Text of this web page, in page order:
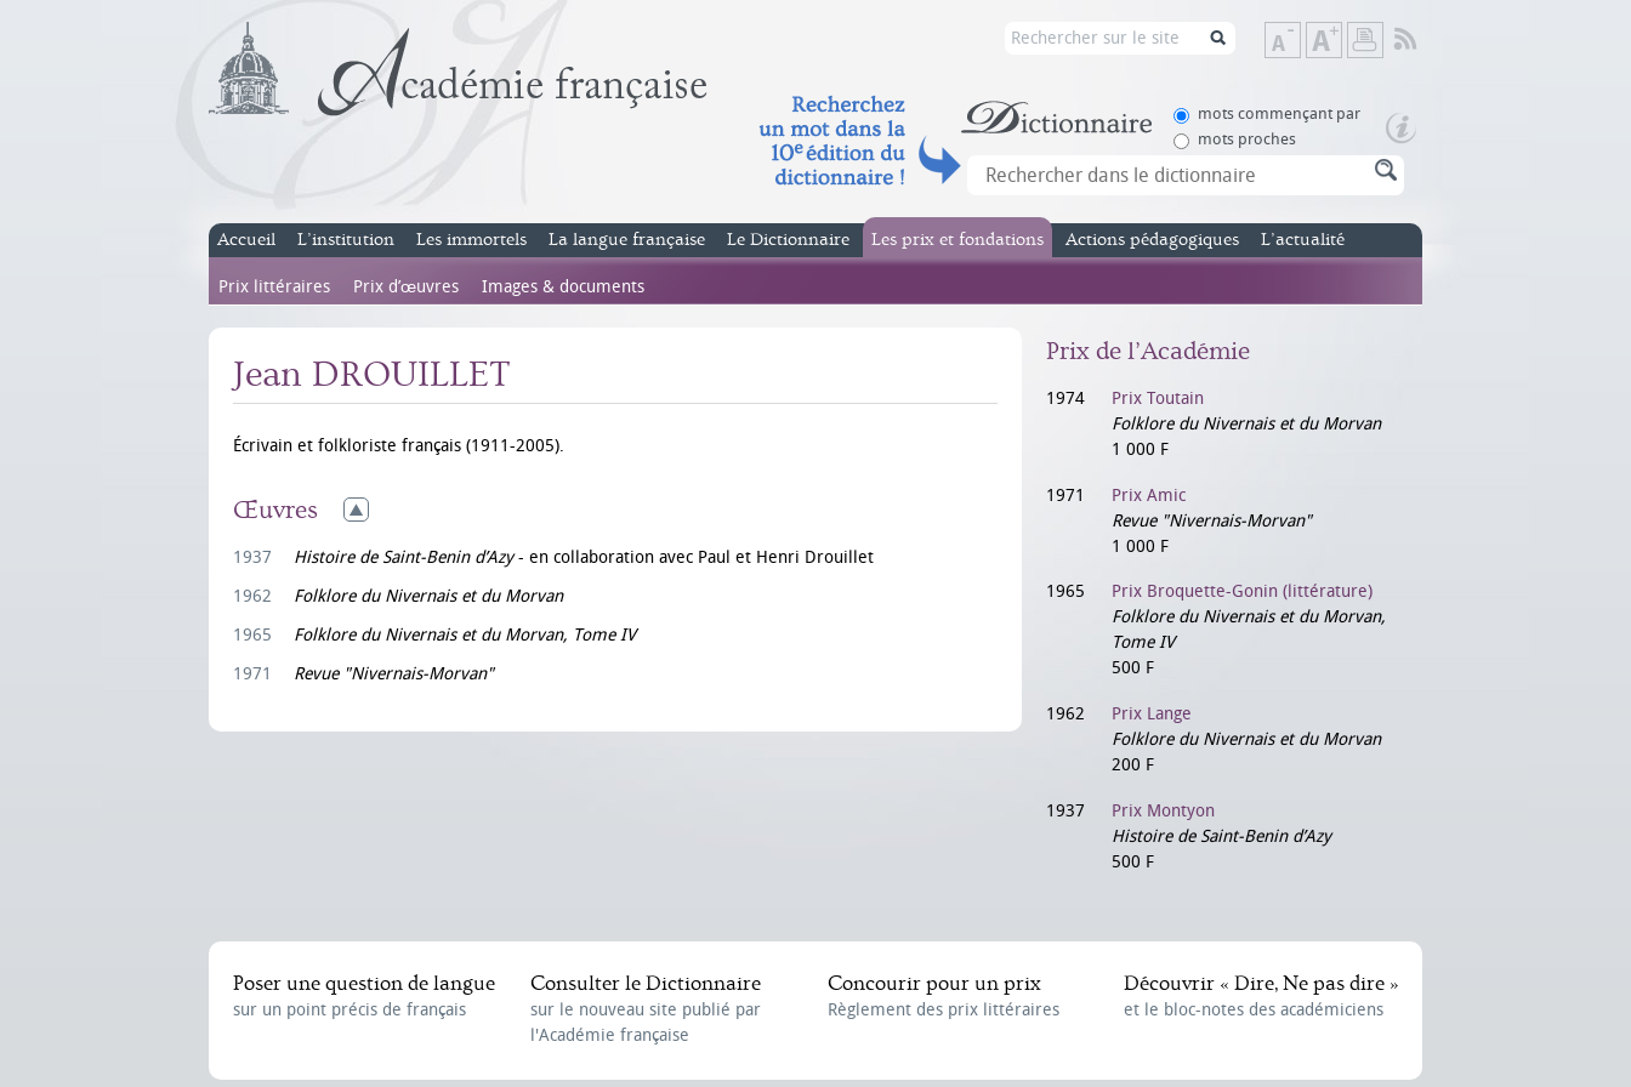
Diminuer
la
de
Augmenter
la
de
mots commençant par
mots proches
Accueil L’institution Les immortels La langue française Le Dictionnaire Les prix et fondations
Prix littéraires Prix d’œuvres Images & documents
Actions pédagogiques L’actualité
Jean DROUILLET
Écrivain et folkloriste français (1911-2005).
Œuvres
1937 Histoire de Saint-Benin d’Azy- en collaboration avec Paul et Henri Drouillet
1962
Folklore du Nivernais et du Morvan
1965
Folklore du Nivernais et du Morvan, Tome IV
1971
Revue "Nivernais-Morvan"
Prix de l’Académie
1974
Prix Toutain
Folklore du Nivernais et du Morvan
1 000 F
1971
Prix Amic
Revue "Nivernais-Morvan"
1 000 F
1965
Prix Broquette-Gonin (littérature)
Folklore du Nivernais et du Morvan,
Tome IV
500 F
1962
Prix Lange
Folklore du Nivernais et du Morvan
200 F
1937
Prix Montyon
Histoire de Saint-Benin d’Azy
500 F
Poser une question de langue
sur un point précis de français
Consulter le Dictionnaire
sur le nouveau site publié par
l'Académie française
Concourir pour un prix
Règlement des prix littéraires
Découvrir « Dire, Ne pas dire »
et le bloc-notes des académiciens